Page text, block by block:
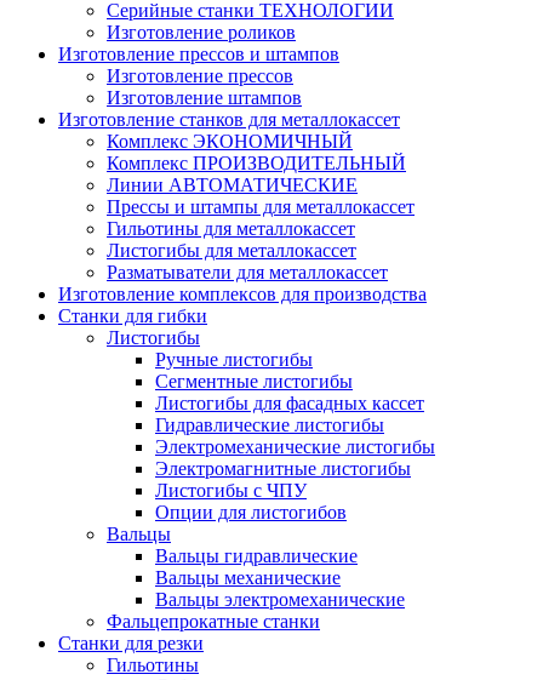
Серийные станки ТЕХНОЛОГИИ
Изготовление роликов
Изготовление прессов и штампов
Изготовление прессов
Изготовление штампов
Изготовление станков для металлокассет
Комплекс ЭКОНОМИЧНЫЙ
Комплекс ПРОИЗВОДИТЕЛЬНЫЙ
Линии АВТОМАТИЧЕСКИЕ
Прессы и штампы для металлокассет
Гильотины для металлокассет
Листогибы для металлокассет
Разматыватели для металлокассет
Изготовление комплексов для производства
Станки для гибки
Листогибы
Ручные листогибы
Сегментные листогибы
Листогибы для фасадных кассет
Гидравлические листогибы
Электромеханические листогибы
Электромагнитные листогибы
Листогибы с ЧПУ
Опции для листогибов
Вальцы
Вальцы гидравлические
Вальцы механические
Вальцы электромеханические
Фальцепрокатные станки
Станки для резки
Гильотины